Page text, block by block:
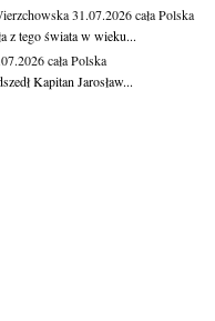
31.07.2026cała Polska
z tego świata w wieku...
cała Polska
Kapitan Jarosław...